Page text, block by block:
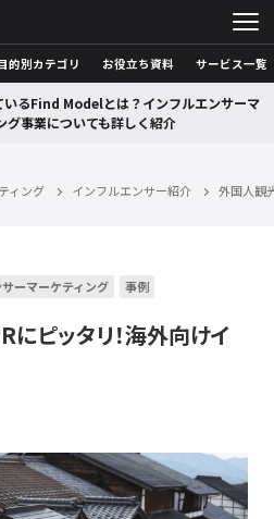
的別カテゴリ お役立ち資料 サービス一覧
いるFind Modelとは？インフルエンサーマ
グ事業についても詳しく紹介
ィング インフルエンサー紹介 外国人観
ーマーケティング 事例
ピッタリ！海外向けイ